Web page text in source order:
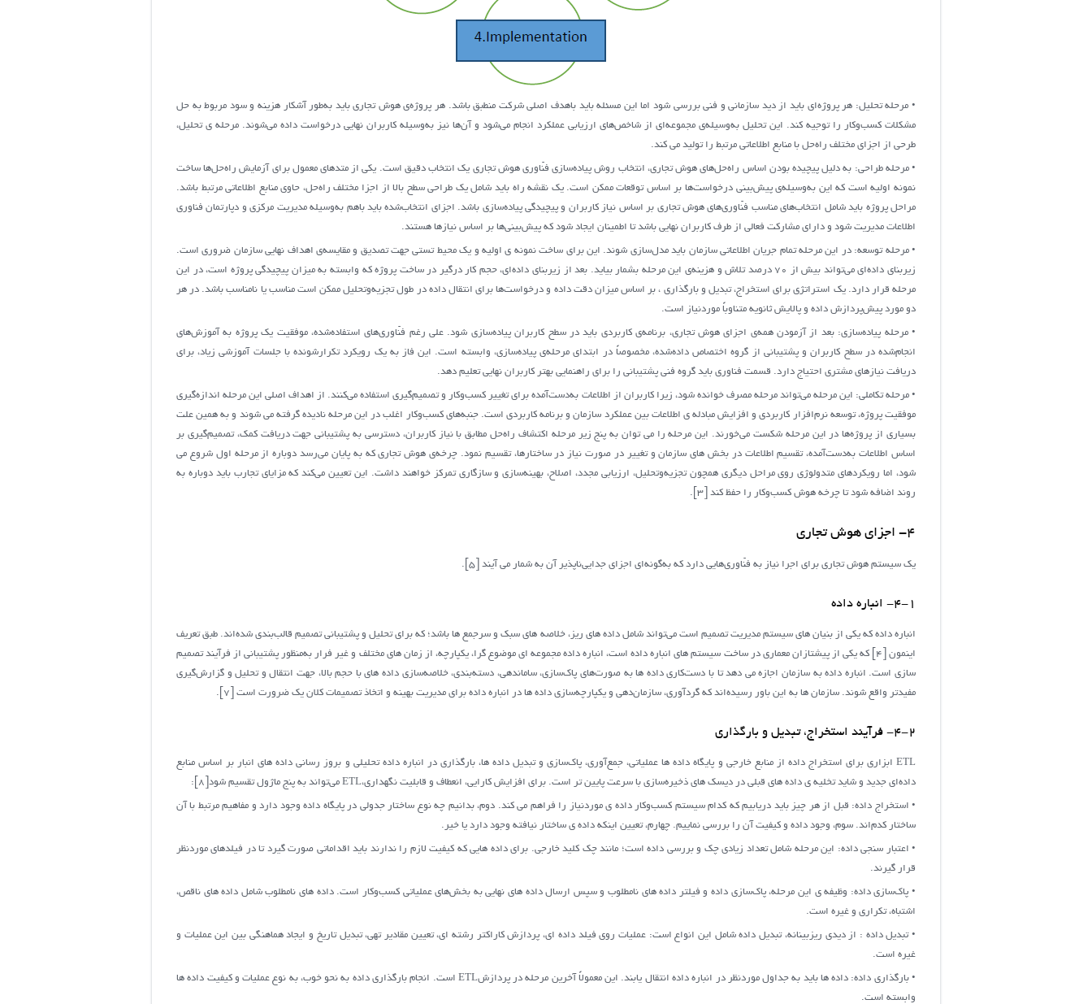
• مرحله تحلیل: هر پروژه‌ای باید از دید سازمانی و فنی بررسی شود اما این مسئله باید باهدف اصلی شرکت منطبق باشد. هر پروژه‌ی هوش تجاری باید به‌طور آشکار هزینه و سود مربوط به حل
مشکلات کسب‌وکار را توجیه کند. این تحلیل به‌وسیله‌ی مجموعه‌ای از شاخص‌های ارزیابی عملکرد انجام می‌شود و آن‌ها نیز به‌وسیله کاربران نهایی درخواست داده می‌شوند. مرحله ی تحلیل،
طرحی از اجزای مختلف راه‌حل با منابع اطلاعاتی مرتبط را تولید می کند.
• مرحله طراحی: به دلیل پیچیده بودن اساس راه‌حل‌های هوش تجاری، انتخاب روش پیاده‌سازی فنّاوری هوش تجاری یک انتخاب دقیق است. یکی از متدهای معمول برای آزمایش راه‌حل‌ها ساخت
نمونه اولیه است که این به‌وسیله‌ی پیش‌بینی درخواست‌ها بر اساس توقعات ممکن است. یک نقشه راه باید شامل یک طراحی سطح بالا از اجزا مختلف راه‌حل، حاوی منابع اطلاعاتی مرتبط باشد.
مراحل پروژه باید شامل انتخاب‌های مناسب فنّاوری‌های هوش تجاری بر اساس نیاز کاربران و پیچیدگی پیاده‌سازی باشد. اجزای انتخاب‌شده باید باهم به‌وسیله مدیریت مرکزی و دپارتمان فناوری
اطلاعات مدیریت شود و دارای مشارکت فعالی از طرف کاربران نهایی باشد تا اطمینان ایجاد شود که پیش‌بینی‌ها بر اساس نیازها هستند.
• مرحله توسعه: در این مرحله تمام جریان اطلاعاتی سازمان باید مدل‌سازی شوند. این برای ساخت نمونه ی اولیه و یک محیط تستی جهت تصدیق و مقایسه‌ی اهداف نهایی سازمان ضروری است.
زیربنای داده‌ای می‌تواند بیش از 70 درصد تلاش و هزینه‌ی این مرحله بشمار بیاید. بعد از زیربنای داده‌ای، حجم کار درگیر در ساخت پروژه که وابسته به میزان پیچیدگی پروژه است، در این
مرحله قرار دارد. یک استراتژی برای استخراج، تبدیل و بارگذاری ، بر اساس میزان دقت داده و درخواست‌ها برای انتقال داده در طول تجزیه‌وتحلیل ممکن است مناسب یا نامناسب باشد. در هر
دو مورد پیش‌پردازش داده و پالایش ثانویه متناوباً موردنیاز است.
• مرحله پیاده‌سازی: بعد از آزمودن همه‌ی اجزای هوش تجاری، برنامه‌ی کاربردی باید در سطح کاربران پیاده‌سازی شود. علی رغم فنّاوری‌های استفاده‌شده، موفقیت یک پروژه به آموزش‌های
انجام‌شده در سطح کاربران و پشتیبانی از گروه اختصاص داده‌شده، مخصوصاً در ابتدای مرحله‌ی پیاده‌سازی، وابسته است. این فاز به یک رویکرد تکرارشونده با جلسات آموزشی زیاد، برای
دریافت نیازهای مشتری احتیاج دارد. قسمت فناوری باید گروه فنی پشتیبانی را برای راهنمایی بهتر کاربران نهایی تعلیم دهد.
• مرحله تکاملی: این مرحله می‌تواند مرحله مصرف خوانده شود، زیرا کاربران از اطلاعات به‌دست‌آمده برای تغییر کسب‌وکار و تصمیم‌گیری استفاده می‌کنند. از اهداف اصلی این مرحله اندازه‌گیری
موفقیت پروژه، توسعه نرم‌افزار کاربردی و افزایش مبادله ی اطلاعات بین عملکرد سازمان و برنامه کاربردی است. جنبه‌های کسب‌وکار اغلب در این مرحله نادیده گرفته می شوند و به همین علت
بسیاری از پروژه‌ها در این مرحله شکست می‌خورند. این مرحله را می توان به پنج زیر مرحله اکتشاف راه‌حل مطابق با نیاز کاربران، دسترسی به پشتیبانی جهت دریافت کمک، تصمیم‌گیری بر
اساس اطلاعات به‌دست‌آمده، تقسیم اطلاعات در بخش های سازمان و تغییر در صورت نیاز در ساختارها، تقسیم نمود. چرخه‌ی هوش تجاری که به پایان می‌رسد دوباره از مرحله اول شروع می
شود، اما رویکردهای متدولوژی روی مراحل دیگری همچون تجزیه‌وتحلیل، ارزیابی مجدد، اصلاح، بهینه‌سازی و سازگاری تمرکز خواهند داشت. این تعیین می‌کند که مزایای تجارب باید دوباره به
روند اضافه شود تا چرخه هوش کسب‌وکار را حفظ کند [3].
4- اجزای هوش تجاری
یک سیستم هوش تجاری برای اجرا نیاز به فنّاوری‌هایی دارد که به‌گونه‌ای اجزای جدایی‌ناپذیر آن به شمار می آیند [5].
4-1- انباره داده
انباره داده که یکی از بنیان های سیستم مدیریت تصمیم است می‌تواند شامل داده های ریز، خلاصه های سبک و سرجمع ها باشد؛ که برای تحلیل و پشتیبانی تصمیم قالب‌بندی شده‌اند. طبق تعریف
اینمون [4] که یکی از پیشتازان معماری در ساخت سیستم های انباره داده است، انباره داده مجموعه ای موضوع گرا، یکپارچه، از زمان های مختلف و غیر فرار به‌منظور پشتیبانی از فرآیند تصمیم
سازی است. انباره داده به سازمان اجازه می دهد تا با دست‌کاری داده ها به صورت‌های پاک‌سازی، ساماندهی، دسته‌بندی، خلاصه‌سازی داده های با حجم بالا، جهت انتقال و تحلیل و گزارش‌گیری
مفیدتر واقع شوند. سازمان ها به این باور رسیده‌اند که گردآوری، سازمان‌دهی و یکپارچه‌سازی داده ها در انباره داده برای مدیریت بهینه و اتخاذ تصمیمات کلان یک ضرورت است [7].
4-2- فرآیند استخراج، تبدیل و بارگذاری
ETL ابزاری برای استخراج داده از منابع خارجی و پایگاه داده ها عملیاتی، جمع‌آوری، پاک‌سازی و تبدیل داده ها، بارگذاری در انباره داده تحلیلی و بروز رسانی داده های انبار بر اساس منابع
داده‌ای جدید و شاید تخلیه ی داده های قبلی در دیسک های ذخیره‌سازی با سرعت پایین تر است. برای افزایش کارایی، انعطاف و قابلیت نگهداری،ETL می‌تواند به پنج ماژول تقسیم شود[8]:
• استخراج داده: قبل از هر چیز باید دریابیم که کدام سیستم کسب‌وکار داده ی موردنیاز را فراهم می کند. دوم، بدانیم چه نوع ساختار جدولی در پایگاه داده وجود دارد و مفاهیم مرتبط با آن
ساختار کدم‌اند. سوم، وجود داده و کیفیت آن را بررسی نماییم. چهارم، تعیین اینکه داده ی ساختار نیافته وجود دارد یا خیر.
• اعتبار سنجی داده: این مرحله شامل تعداد زیادی چک و بررسی داده است؛ مانند چک کلید خارجی. برای داده هایی که کیفیت لازم را ندارند باید اقداماتی صورت گیرد تا در فیلدهای موردنظر
قرار گیرند.
• پاک‌سازی داده: وظیفه ی این مرحله، پاک‌سازی داده و فیلتر داده های نامطلوب و سپس ارسال داده های نهایی به بخش‌های عملیاتی کسب‌وکار است. داده های نامطلوب شامل داده های ناقص،
اشتباه، تکراری و غیره است.
• تبدیل داده : از دیدی ریزبینانه، تبدیل داده شامل این انواع است: عملیات روی فیلد داده ای، پردازش کاراکتر رشته ای، تعیین مقادیر تهی، تبدیل تاریخ و ایجاد هماهنگی بین این عملیات و
غیره است.
• بارگذاری داده: داده ها باید به جداول موردنظر در انباره داده انتقال یابند. این معمولاً آخرین مرحله در پردازشETL است. انجام بارگذاری داده به نحو خوب، به نوع عملیات و کیفیت داده ها
وابسته است.